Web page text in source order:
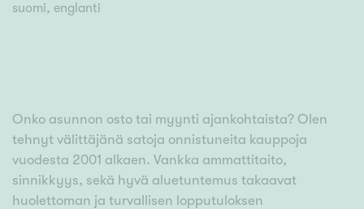
suomi, englanti
Onko asunnon osto tai myynti ajankohtaista? Olen
tehnyt välittäjänä satoja onnistuneita kauppoja
vuodesta 2001 alkaen. Vankka ammattitaito,
sinnikkyys, sekä hyvä aluetuntemus takaavat
huolettoman ja turvallisen lopputuloksen